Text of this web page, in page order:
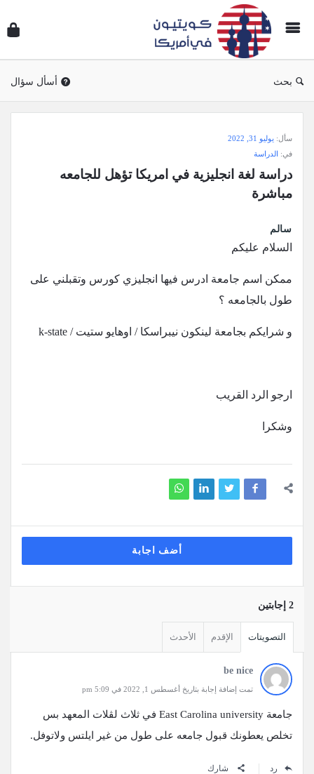
بحث أسأل سؤال
وجواب
الاحدث
أسئلة
سأل: يوليو 31, 2022
في: الدراسة
مباشرة
سالم
السلام عليكم
ممكن اسم جامعة ادرس فيها انجليزي كورس وتقبلني على
طول بالجامعه ؟
و شرايكم بجامعة لينكون نيبراسكا / اوهايو ستيت / k-state
ارجو الرد القريب
وشكرا
أضف اجابة
‫2 إجابتين
التصويتات الإقدم الأحدث
be nice
تمت إضافة إجابة بتاريخ أغسطس 1, 2022 في 5:09 pm
جامعة East Carolina university في ثلاث لڤلات المعهد بس
تخلص يعطونك قبول جامعه على طول من غير ايلتس ولاتوفل.
رد شارك